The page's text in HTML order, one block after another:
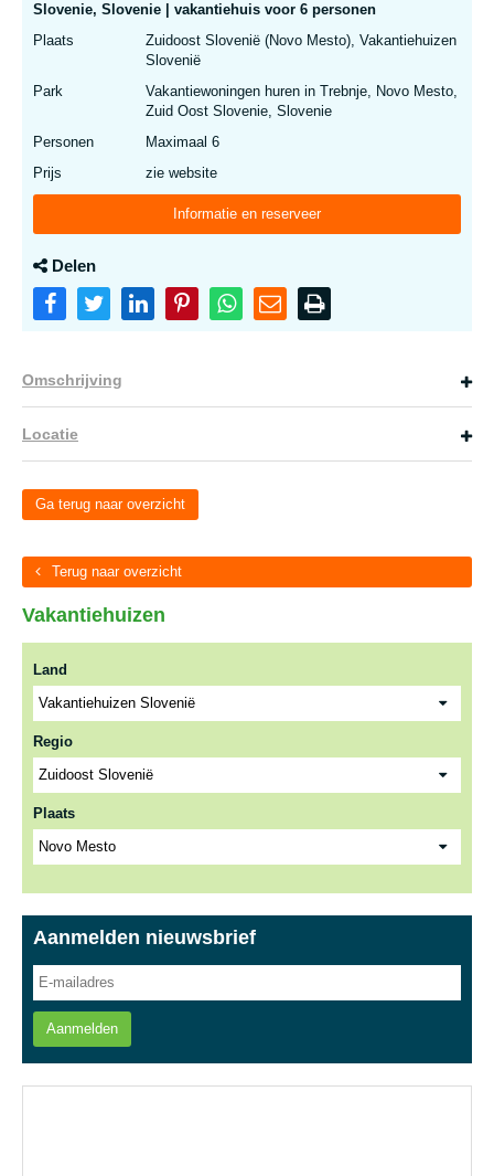
Slovenie, Slovenie | vakantiehuis voor 6 personen
Plaats
Zuidoost Slovenië (Novo Mesto), Vakantiehuizen
Slovenië
Park
Vakantiewoningen huren in Trebnje, Novo Mesto,
Zuid Oost Slovenie, Slovenie
Personen
Maximaal 6
Prijs
zie website
Informatie en reserveer
Delen
Omschrijving
Locatie
Ga terug naar overzicht
Terug naar overzicht
Vakantiehuizen
Land
Regio
Plaats
Aanmelden nieuwsbrief
Aanmelden